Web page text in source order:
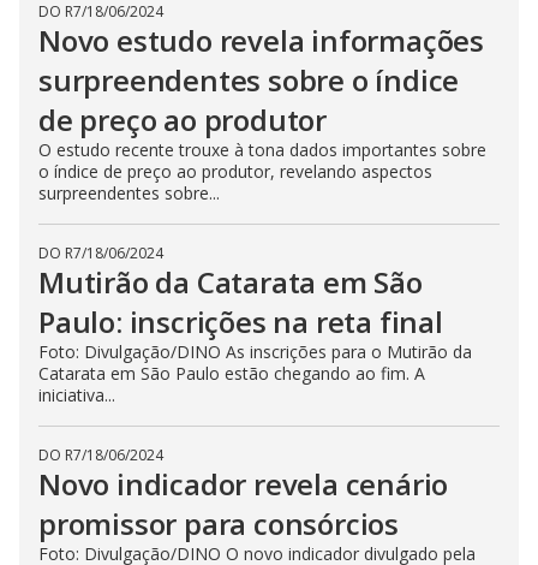
DO R7/18/06/2024
Novo estudo revela informações
surpreendentes sobre o índice
de preço ao produtor
O estudo recente trouxe à tona dados importantes sobre
o índice de preço ao produtor, revelando aspectos
surpreendentes sobre...
DO R7/18/06/2024
Mutirão da Catarata em São
Paulo: inscrições na reta final
Foto: Divulgação/DINO As inscrições para o Mutirão da
Catarata em São Paulo estão chegando ao fim. A
iniciativa...
DO R7/18/06/2024
Novo indicador revela cenário
promissor para consórcios
Foto: Divulgação/DINO O novo indicador divulgado pela